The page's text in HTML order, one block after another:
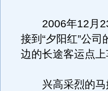
2006年12月23
接到“夕阳红”公
边的长途客运点
兴高采烈的马